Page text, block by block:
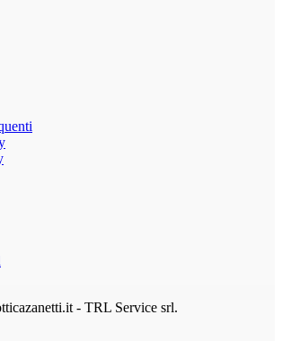
- TRL Service srl.